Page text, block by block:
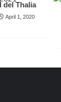
del Thalia
April 1, 2020